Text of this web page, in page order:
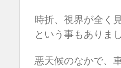
時折、視界が全く
という事もありまし
悪天候のなかで、